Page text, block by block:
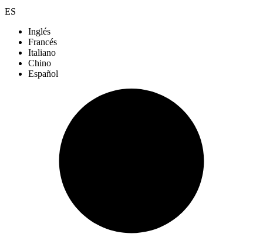
ES
Inglés
Francés
Italiano
Chino
Español